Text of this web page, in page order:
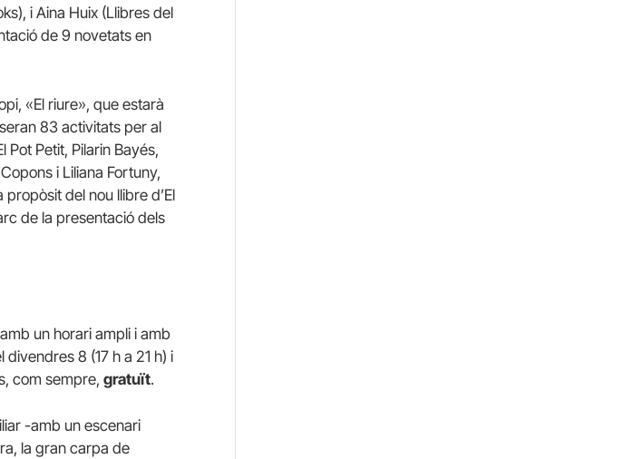
i Aina Huix (Llibres del
de 9 novetats en
«El riure», que estarà
83 activitats per al
Petit, Pilarin Bayés,
i Liliana Fortuny,
del nou llibre d’El
de la presentació dels
un horari ampli i amb
8 (17 h a 21 h) i
com sempre, gratuït.
-amb un escenari
la gran carpa de